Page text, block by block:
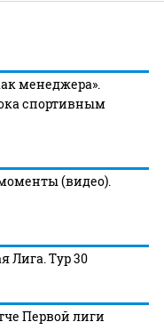
менеджера».
спортивным
(видео).
Лига. Тур 30
Первой лиги